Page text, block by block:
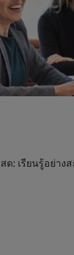
: เรียนรู้อย่าง